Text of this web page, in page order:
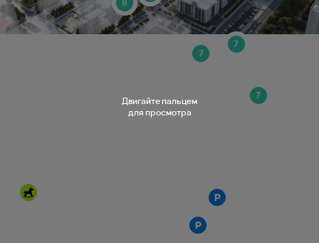
Двигайте пальцем
для просмотра
7
7
7